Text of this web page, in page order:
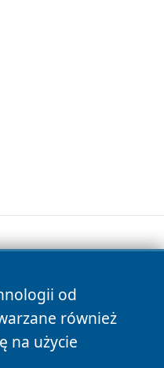
od
również
na użycie